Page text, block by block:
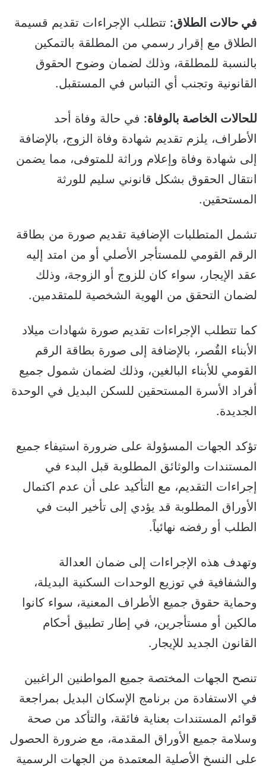
في حالات الطلاق: تتطلب الإجراءات تقديم قسيمة
الطلاق مع إقرار رسمي من المطلقة بالتمكين
بالنسبة للمطلقة، وذلك لضمان وضوح الحقوق
القانونية وتجنب أي التباس في المستقبل.
للحالات الخاصة بالوفاة: في حالة وفاة أحد
الأطراف، يلزم تقديم شهادة وفاة الزوج، بالإضافة
إلى شهادة وفاة وإعلام وراثة للمتوفى، مما يضمن
انتقال الحقوق بشكل قانوني سليم للورثة
المستحقين.
تشمل المتطلبات الإضافية تقديم صورة من بطاقة
الرقم القومي للمستأجر الأصلي أو من امتد إليه
عقد الإيجار، سواء كان للزوج أو الزوجة، وذلك
لضمان التحقق من الهوية الشخصية للمتقدمين.
كما تتطلب الإجراءات تقديم صورة شهادات ميلاد
الأبناء القُصر، بالإضافة إلى صورة بطاقة الرقم
القومي للأبناء البالغين، وذلك لضمان شمول جميع
أفراد الأسرة المستحقين للسكن البديل في الوحدة
الجديدة.
تؤكد الجهات المسؤولة على ضرورة استيفاء جميع
المستندات والوثائق المطلوبة قبل البدء في
إجراءات التقديم، مع التأكيد على أن عدم اكتمال
الأوراق المطلوبة قد يؤدي إلى تأخير البت في
الطلب أو رفضه نهائياً.
وتهدف هذه الإجراءات إلى ضمان العدالة
والشفافية في توزيع الوحدات السكنية البديلة،
وحماية حقوق جميع الأطراف المعنية، سواء كانوا
مالكين أو مستأجرين، في إطار تطبيق أحكام
القانون الجديد للإيجار.
تنصح الجهات المختصة جميع المواطنين الراغبين
في الاستفادة من برنامج الإسكان البديل بمراجعة
قوائم المستندات بعناية فائقة، والتأكد من صحة
وسلامة جميع الأوراق المقدمة، مع ضرورة الحصول
على النسخ الأصلية المعتمدة من الجهات الرسمية